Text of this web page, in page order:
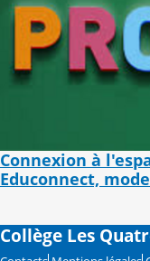
Connexion à
Educonnect,
Collège Les